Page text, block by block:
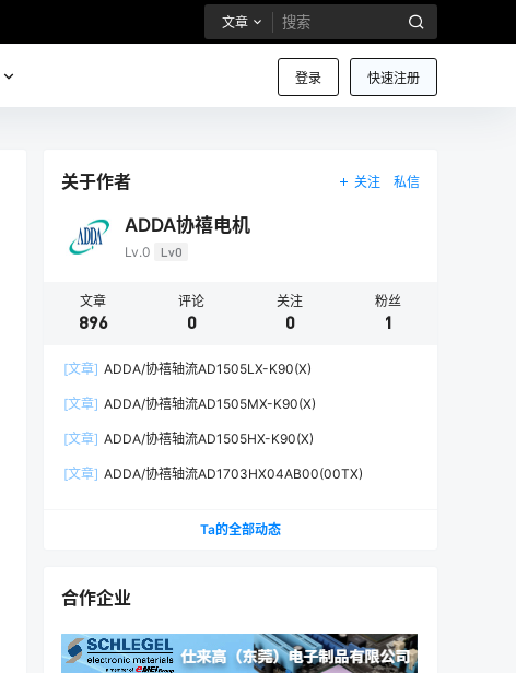
文章
登录 快速注册
关于作者 关注 私信
ADDA协禧电机
Lv.0 Lv0
文章
896
评论
0
关注
0
粉丝
1
[文章] ADDA/协禧轴流AD1505LX-K90(X)
[文章] ADDA/协禧轴流AD1505MX-K90(X)
[文章] ADDA/协禧轴流AD1505HX-K90(X)
[文章] ADDA/协禧轴流AD1703HX04AB00(00TX)
Ta的全部动态
合作企业